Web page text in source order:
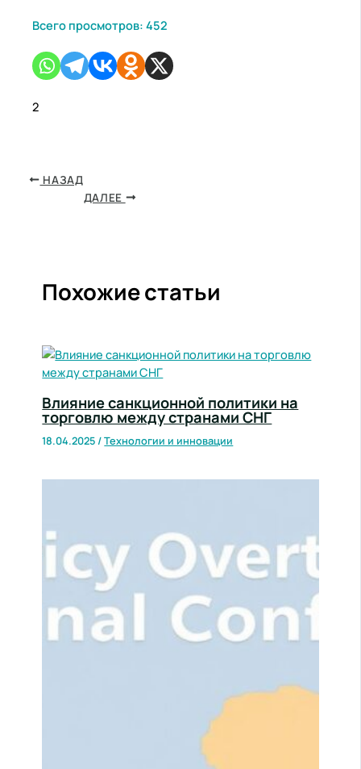
Всего просмотров: 452
2
НАЗАД
ДАЛЕЕ
Похожие статьи
Влияние санкционной политики на
торговлю между странами СНГ
18.04.2025/Технологии и инновации